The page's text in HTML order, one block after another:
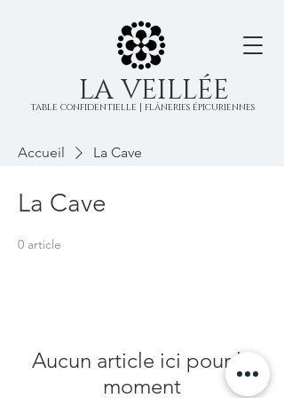
LA VEILLÉE
table confidentielle | flâneries épicuriennes
Accueil La Cave
La Cave
0 article
Aucun article ici pour le
moment